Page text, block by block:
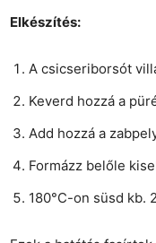
Elkészítés:
A csicseriborsót
Keverd hozzá a
Add hozzá a
Formázz belőle
180°C-on süsd kb.